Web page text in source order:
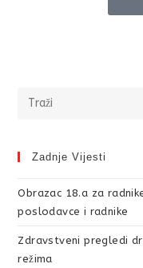
Zadnje Vijesti
Obrazac 18.a za
poslodavce i radnike
Zdravstveni pregledi
režima